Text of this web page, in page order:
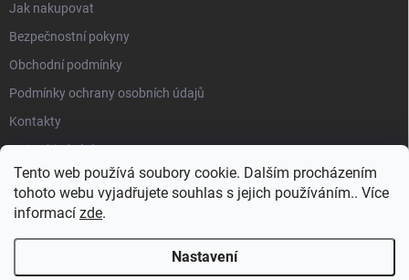
Tento web používá soubory cookie. Dalším procházením
tohoto webu vyjadřujete souhlas s jejich používáním.. Více
informací zde.
Nastavení
Jak nakupovat
Bezpečnostní pokyny
Obchodní podmínky
Podmínky ochrany osobních údajů
Kontakty
Moje objednávka
HEUREKA